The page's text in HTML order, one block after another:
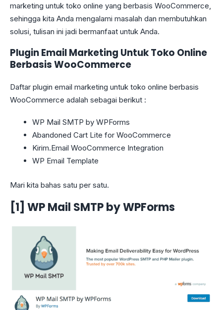
marketing untuk toko online yang berbasis WooCommerce,
sehingga kita Anda mengalami masalah dan membutuhkan
solusi, tulisan ini jadi bermanfaat untuk Anda.
Plugin Email Marketing Untuk Toko Online
Berbasis WooCommerce
Daftar plugin email marketing untuk toko online berbasis
WooCommerce adalah sebagai berikut :
WP Mail SMTP by WPForms
Abandoned Cart Lite for WooCommerce
Kirim.Email WooCommerce Integration
WP Email Template
Mari kita bahas satu per satu.
[1] WP Mail SMTP by WPForms